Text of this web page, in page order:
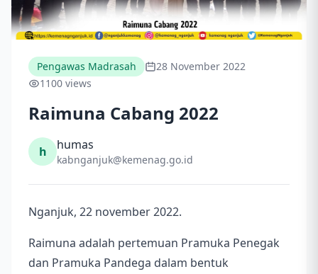
Pengawas Madrasah
28 November 2022
1100 views
Raimuna Cabang 2022
h humas
kabnganjuk@kemenag.go.id
Nganjuk, 22 november 2022.
Raimuna adalah pertemuan Pramuka Penegak
dan Pramuka Pandega dalam bentuk